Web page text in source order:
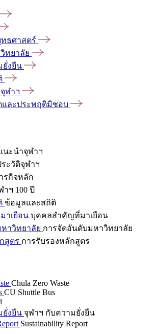
ธศาสตร์
ทยาลัย
ยั่งยืน
ฬาฯ
และประพฤติมิชอบ
นะนำจุฬาฯ
ะวัติจุฬาฯ
รกิจหลัก
าฯ 100 ปี
ข้อมูลและสถิติ
าเยือน บุคคลสำคัญที่มาเยือน
าวิทยาลัย การจัดอันดับมหาวิทยาลัย
สูตร การรับรองหลักสูตร
Chula Zero Waste
CU Shuttle Bus
ยั่งยืน จุฬาฯ กับความยั่งยืน
Sustainability Report